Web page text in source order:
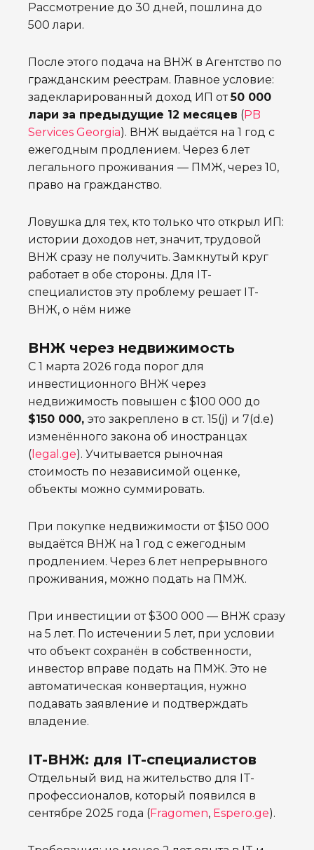
Рассмотрение до 30 дней, пошлина до
500 лари.
После этого подача на ВНЖ в Агентство по
гражданским реестрам. Главное условие:
задекларированный доход ИП от50 000
лари за предыдущие 12 месяцев (PB
Services Georgia). ВНЖ выдаётся на 1 год с
ежегодным продлением. Через 6 лет
легального проживания — ПМЖ, через 10,
право на гражданство.
Ловушка для тех, кто только что открыл ИП:
истории доходов нет, значит, трудовой
ВНЖ сразу не получить. Замкнутый круг
работает в обе стороны. Для IT-
специалистов эту проблему решает IT-
ВНЖ, о нём ниже
ВНЖ через недвижимость
С 1 марта 2026 года порог для
инвестиционного ВНЖ через
недвижимость повышен с $100 000 до
$150 000, это закреплено в ст. 15(j) и 7(d.e)
изменённого закона об иностранцах
( legal.ge). Учитывается рыночная
стоимость по независимой оценке,
объекты можно суммировать.
При покупке недвижимости от $150 000
выдаётся ВНЖ на 1 год с ежегодным
продлением. Через 6 лет непрерывного
проживания, можно подать на ПМЖ.
При инвестиции от $300 000 — ВНЖ сразу
на 5 лет. По истечении 5 лет, при условии
что объект сохранён в собственности,
инвестор вправе подать на ПМЖ. Это не
автоматическая конвертация, нужно
подавать заявление и подтверждать
владение.
IT-ВНЖ: для IT-специалистов
Отдельный вид на жительство для IT-
профессионалов, который появился в
сентябре 2025 года (Fragomen, Espero.ge).